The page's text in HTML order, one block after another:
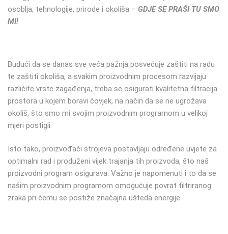
osoblja, tehnologije, prirode i okoliša – GDJE SE PRAŠI TU SMO
MI!
Budući da se danas sve veća pažnja posvećuje zaštiti na radu
te zaštiti okoliša, a svakim proizvodnim procesom razvijaju
različite vrste zagađenja, treba se osigurati kvalitetna filtracija
prostora u kojem boravi čovjek, na način da se ne ugrožava
okoliš, što smo mi svojim proizvodnim programom u velikoj
mjeri postigli.
Isto tako, proizvođači strojeva postavljaju određene uvjete za
optimalni rad i produženi vijek trajanja tih proizvoda, što naš
proizvodni program osigurava. Važno je napomenuti i to da se
našim proizvodnim programom omogućuje povrat filtriranog
zraka pri čemu se postiže značajna ušteda energije.